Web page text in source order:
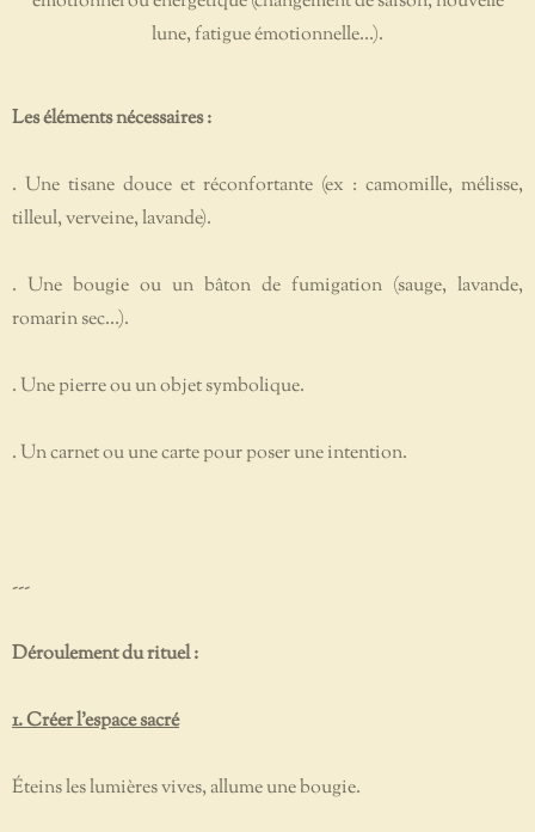
lune, fatigue émotionnelle…).
Les éléments nécessaires :
. Une tisane douce et réconfortante (ex : camomille, mélisse,
tilleul, verveine, lavande).
. Une bougie ou un bâton de fumigation (sauge, lavande,
romarin sec…).
. Une pierre ou un objet symbolique.
. Un carnet ou une carte pour poser une intention.
---
Déroulement du rituel :
1. Créer l’espace sacré
Éteins les lumières vives, allume une bougie.